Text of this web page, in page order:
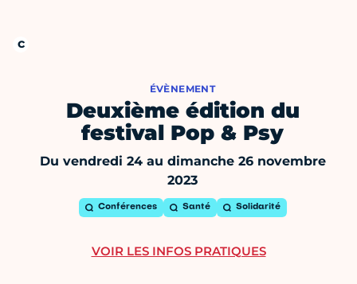
ÉVÈNEMENT
Deuxième édition du
festival Pop & Psy
Du vendredi 24 au dimanche 26 novembre
2023
Conférences Santé Solidarité
VOIR LES INFOS PRATIQUES